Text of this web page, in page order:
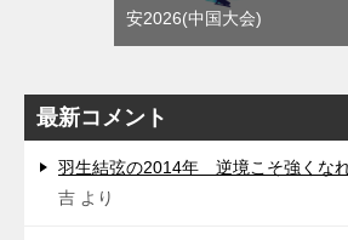
安2026(中国大会)
最新コメント
羽生結弦の2014年 逆境こそ強くな
吉 より